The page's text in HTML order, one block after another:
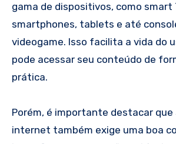
gama de dispositivos, como smart
smartphones, tablets e até
videogame. Isso facilita a vida do
pode acessar seu conteúdo de
prática.
Porém, é importante destacar que
internet também exige uma boa